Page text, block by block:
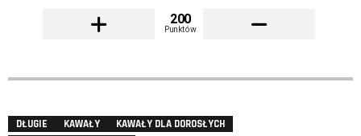
200
Punktów
DŁUGIE KAWAŁY
KAWAŁY DLA DOROSŁYCH